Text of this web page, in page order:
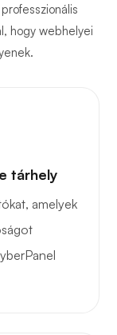
hogy webhelyei
tárhely
amelyek